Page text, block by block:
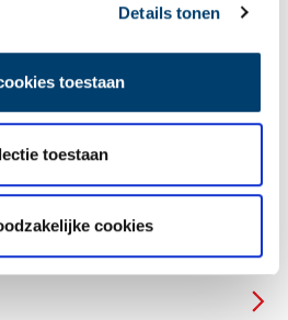
Details tonen
toestaan
toestaan
cookies
onder op boerderij Zeldenrust